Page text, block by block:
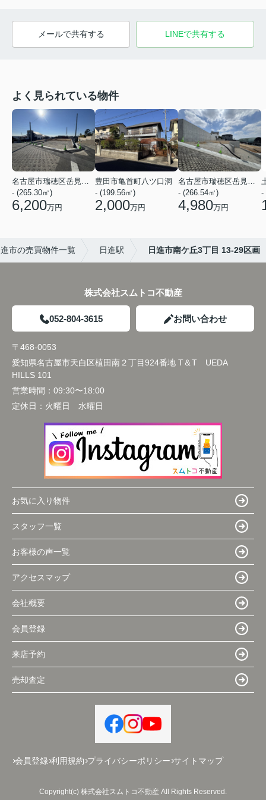
メールで共有する LINEで共有する
よく見られている物件
名古屋市瑞穂区岳見町４丁目
- (265.30㎡)
6,200万円
豊田市亀首町八ツ口洞
- (199.56㎡)
2,000万円
名古屋市瑞穂区岳見町４丁目
- (266.54㎡)
4,980万円
-
市の売買物件一覧 日進駅 日進市南ケ丘3丁目 13-29区画
株式会社スムトコ不動産
052-804-3615 お問い合わせ
〒468-0053
愛知県名古屋市天白区植田南２丁目924番地 T＆T UEDA
HILLS 101
営業時間： 09:30〜18:00
定休日： 火曜日 水曜日
お気に入り物件
スタッフ一覧
お客様の声一覧
アクセスマップ
会社概要
会員登録
来店予約
売却査定
会員登録 利用規約 プライバシーポリシー サイトマップ
Copyright(c) 株式会社スムトコ不動産 All Rights Reserved.